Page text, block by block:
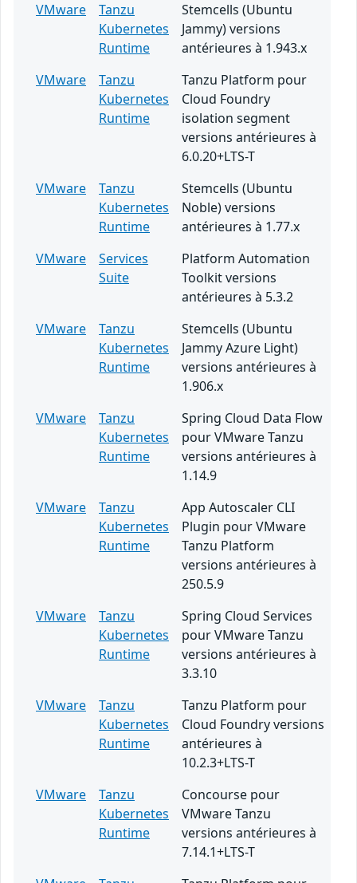
VMware
Tanzu
Kubernetes
Runtime
Stemcells (Ubuntu
Jammy) versions
antérieures à 1.943.x
VMware
Tanzu
Kubernetes
Runtime
Tanzu Platform pour
Cloud Foundry
isolation segment
versions antérieures à
6.0.20+LTS-T
VMware
Tanzu
Kubernetes
Runtime
Stemcells (Ubuntu
Noble) versions
antérieures à 1.77.x
VMware
Services
Suite
Platform Automation
Toolkit versions
antérieures à 5.3.2
VMware
Tanzu
Kubernetes
Runtime
Stemcells (Ubuntu
Jammy Azure Light)
versions antérieures à
1.906.x
VMware
Tanzu
Kubernetes
Runtime
Spring Cloud Data Flow
pour VMware Tanzu
versions antérieures à
1.14.9
VMware
Tanzu
Kubernetes
Runtime
App Autoscaler CLI
Plugin pour VMware
Tanzu Platform
versions antérieures à
250.5.9
VMware
Tanzu
Kubernetes
Runtime
Spring Cloud Services
pour VMware Tanzu
versions antérieures à
3.3.10
VMware
Tanzu
Kubernetes
Runtime
Tanzu Platform pour
Cloud Foundry versions
antérieures à
10.2.3+LTS-T
VMware
Tanzu
Kubernetes
Runtime
Concourse pour
VMware Tanzu
versions antérieures à
7.14.1+LTS-T